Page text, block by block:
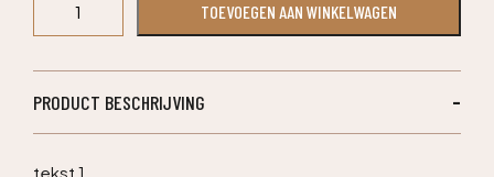
Arrangement
aantal
TOEVOEGEN AAN WINKELWAGEN
PRODUCT BESCHRIJVING
tekst 1